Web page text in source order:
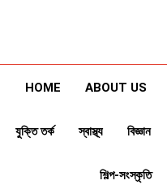
HOME ABOUT US
যুক্তি তর্ক স্বাস্থ্য বিজ্ঞান
শিল্প-সংস্কৃতি